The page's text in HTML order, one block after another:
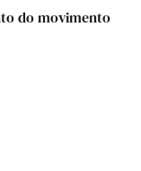
do movimento